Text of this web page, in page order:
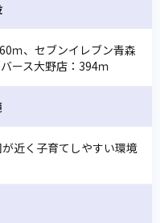
ｍ、セブンイレブン青森
ース大野店：394ｍ
近く子育てしやすい環境